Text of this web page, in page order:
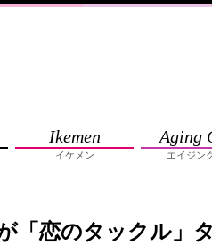
Ikemen
イケメン
Aging
エイジン
「恋のタックル」